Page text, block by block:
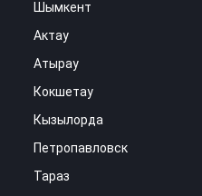
Шымкент
Актау
Атырау
Кокшетау
Кызылорда
Петропавловск
Тараз